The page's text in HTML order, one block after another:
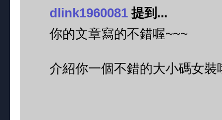
dlink1960081 提到...
你的文章寫的不錯喔~~~
介紹你一個不錯的大小碼女裝